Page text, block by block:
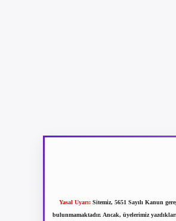
Yasal Uyarı: Sitemiz, 5651 Sayılı Kanun
bulunmamaktadır. Ancak, üyelerimiz